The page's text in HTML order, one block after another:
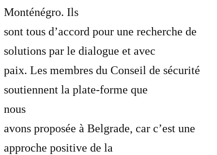
Monténégro. Ils
sont tous d’accord pour une recherche de
solutions par le dialogue et avec
paix. Les membres du Conseil de sécurité
soutiennent la plate-forme que
nous
avons proposée à Belgrade, car c’est une
approche positive de la